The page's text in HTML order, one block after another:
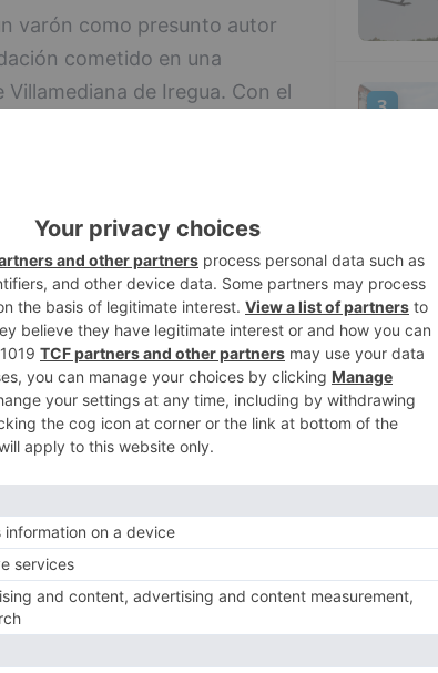
varón como presunto autor
cometido en una
de Iregua. Con el
e intimidó a los
consiguiendo sustraer
mes de mayo por atracar
3.000 euros. El robo más
cuando el varón accedió
y pasamontañas a una
y clientes, consiguiendo un
a pie.
Civil de La Rioja inició
logrando a los pocos días
un extenso historial
3
4